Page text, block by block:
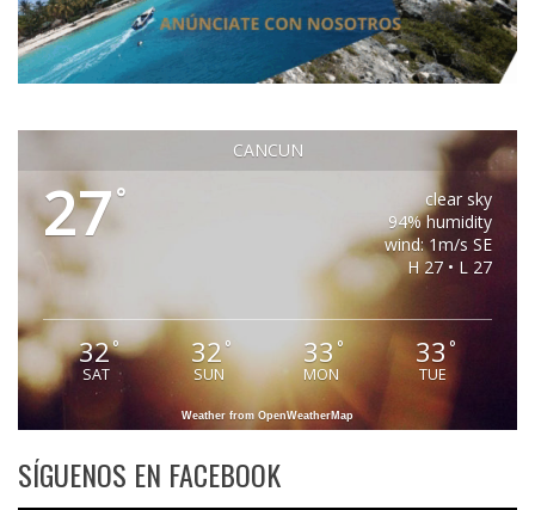
CANCUN
27°
clear sky
94% humidity
wind: 1m/s SE
H 27 • L 27
32°
SAT
32°
SUN
33 °
MON
33°
TUE
Weather from OpenWeatherMap
SÍGUENOS EN FACEBOOK